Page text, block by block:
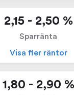
2,15 - 2,50 %
Sparränta
Visa fler räntor
1,80 - 2,90 %